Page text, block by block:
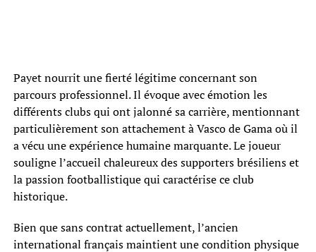
Payet nourrit une fierté légitime concernant son
parcours professionnel. Il évoque avec émotion les
différents clubs qui ont jalonné sa carrière, mentionnant
particulièrement son attachement à Vasco de Gama où il
a vécu une expérience humaine marquante. Le joueur
souligne l’accueil chaleureux des supporters brésiliens et
la passion footballistique qui caractérise ce club
historique.
Bien que sans contrat actuellement, l’ancien
international français maintient une condition physique